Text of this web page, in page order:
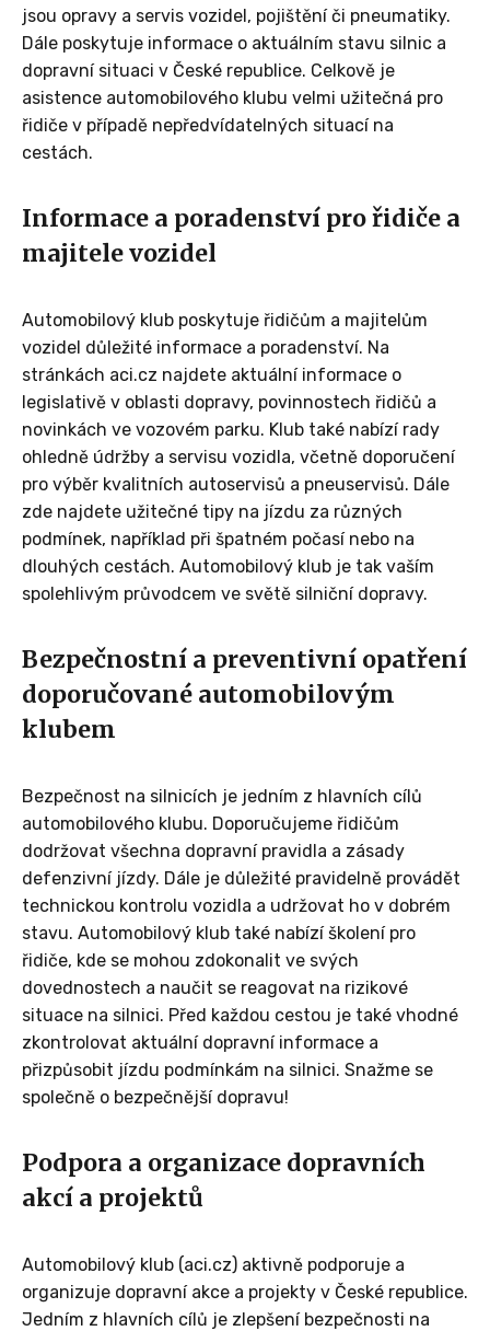
jsou opravy a servis vozidel, pojištění či pneumatiky.
Dále poskytuje informace o aktuálním stavu silnic a
dopravní situaci v České republice. Celkově je
asistence automobilového klubu velmi užitečná pro
řidiče v případě nepředvídatelných situací na
cestách.
Informace a poradenství pro řidiče a
majitele vozidel
Automobilový klub poskytuje řidičům a majitelům
vozidel důležité informace a poradenství. Na
stránkách aci.cz najdete aktuální informace o
legislativě v oblasti dopravy, povinnostech řidičů a
novinkách ve vozovém parku. Klub také nabízí rady
ohledně údržby a servisu vozidla, včetně doporučení
pro výběr kvalitních autoservisů a pneuservisů. Dále
zde najdete užitečné tipy na jízdu za různých
podmínek, například při špatném počasí nebo na
dlouhých cestách. Automobilový klub je tak vaším
spolehlivým průvodcem ve světě silniční dopravy.
Bezpečnostní a preventivní opatření
doporučované automobilovým
klubem
Bezpečnost na silnicích je jedním z hlavních cílů
automobilového klubu. Doporučujeme řidičům
dodržovat všechna dopravní pravidla a zásady
defenzivní jízdy. Dále je důležité pravidelně provádět
technickou kontrolu vozidla a udržovat ho v dobrém
stavu. Automobilový klub také nabízí školení pro
řidiče, kde se mohou zdokonalit ve svých
dovednostech a naučit se reagovat na rizikové
situace na silnici. Před každou cestou je také vhodné
zkontrolovat aktuální dopravní informace a
přizpůsobit jízdu podmínkám na silnici. Snažme se
společně o bezpečnější dopravu!
Podpora a organizace dopravních
akcí a projektů
Automobilový klub (aci.cz) aktivně podporuje a
organizuje dopravní akce a projekty v České republice.
Jedním z hlavních cílů je zlepšení bezpečnosti na